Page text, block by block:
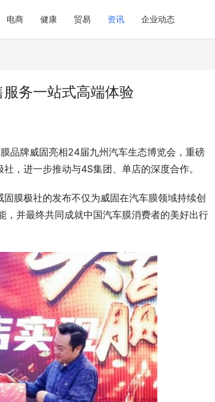
电商 健康 贸易 资讯 企业动态
务一站式高端体验
品牌威固亮相24届九州汽车生态博览会，重磅
，进一步推动与4S集团、单店的深度合作。
膜极社的发布不仅为威固在汽车膜领域持续创
并最终共同成就中国汽车膜消费者的美好出行